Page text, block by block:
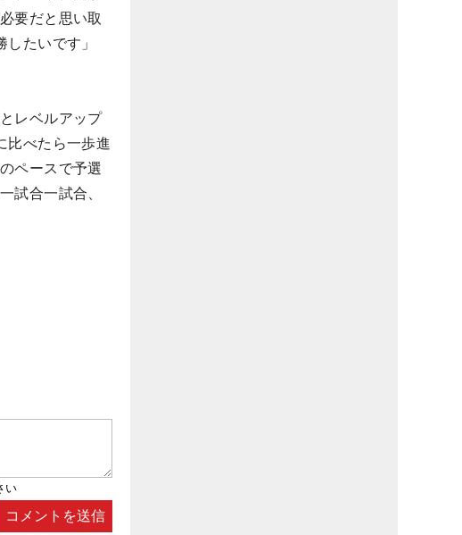
要だと思い取
たいです」
レベルアップ
比べたら一歩進
ペースで予選
試合一試合、